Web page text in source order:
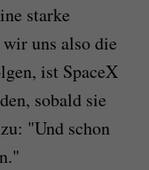
starke
uns also die
ist SpaceX
sobald sie
"Und schon